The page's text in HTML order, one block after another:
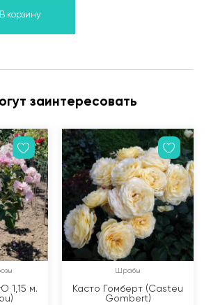
В корзину
заинтересовать
1,15 м.
Шрабы
Касто Гомберт (Casteu
Gombert)